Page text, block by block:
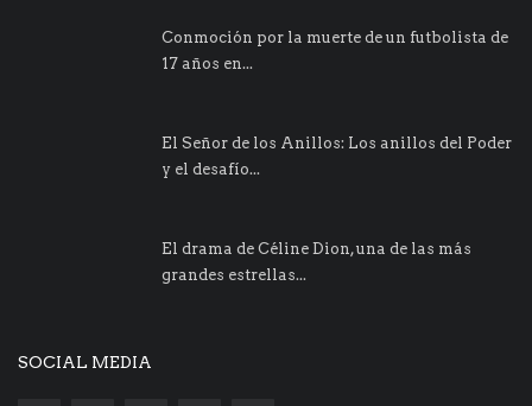
Conmoción por la muerte de un futbolista de
17 años en...
El Señor de los Anillos: Los anillos del Poder
y el desafío...
El drama de Céline Dion, una de las más
grandes estrellas...
SOCIAL MEDIA